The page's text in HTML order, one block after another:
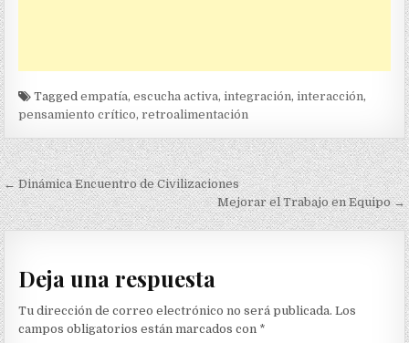
Taggedempatía,escucha activa,integración,interacción,
pensamiento crítico,retroalimentación
Navegación
de
entradas
← Dinámica Encuentro de Civilizaciones
Mejorar el Trabajo en Equipo →
Deja una respuesta
Tu dirección de correo electrónico no será publicada. Los
campos obligatorios están marcados con *